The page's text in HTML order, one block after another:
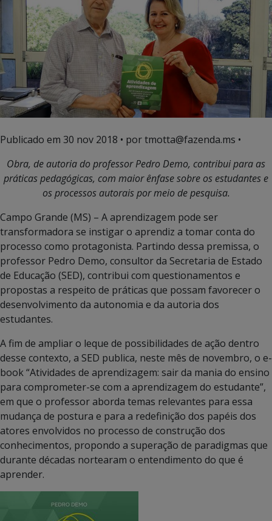
Publicado em 30 nov 2018 • por tmotta@fazenda.ms •
Obra, de autoria do professor Pedro Demo, contribui para as
práticas pedagógicas, com maior ênfase sobre os estudantes e
os processos autorais por meio de pesquisa.
Campo Grande (MS) – A aprendizagem pode ser
transformadora se instigar o aprendiz a tomar conta do
processo como protagonista. Partindo dessa premissa, o
professor Pedro Demo, consultor da Secretaria de Estado
de Educação (SED), contribui com questionamentos e
propostas a respeito de práticas que possam favorecer o
desenvolvimento da autonomia e da autoria dos
estudantes.
A fim de ampliar o leque de possibilidades de ação dentro
desse contexto, a SED publica, neste mês de novembro, o e-
book “Atividades de aprendizagem: sair da mania do ensino
para comprometer-se com a aprendizagem do estudante”,
em que o professor aborda temas relevantes para essa
mudança de postura e para a redefinição dos papéis dos
atores envolvidos no processo de construção dos
conhecimentos, propondo a superação de paradigmas que
durante décadas nortearam o entendimento do que é
aprender.